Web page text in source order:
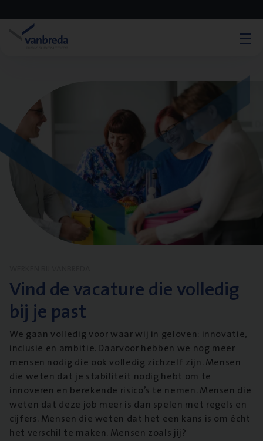
Vind de vacature die volledig
bij je past
We gaan volledig voor waar wij in geloven: innovatie,
inclusie en ambitie. Daarvoor hebben we nog meer
mensen nodig die ook volledig zichzelf zijn. Mensen
die weten dat je stabiliteit nodig hebt om te
innoveren en berekende risico’s te nemen. Mensen die
weten dat deze job meer is dan spelen met regels en
cijfers. Mensen die weten dat het een kans is om écht
het verschil te maken. Mensen zoals jij?